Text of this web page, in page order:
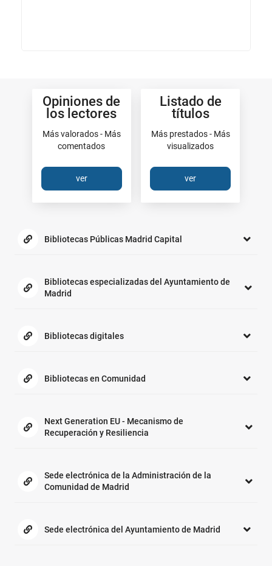
Opiniones de
los lectores
Más valorados - Más
comentados
ver
Listado de
títulos
Más prestados - Más
visualizados
ver
interés:Bibliotecas Públicas Madrid Capital
Bibliotecas especializadas del Ayuntamiento de
Madrid
Bibliotecas digitales
Bibliotecas en Comunidad
Next Generation EU - Mecanismo de
Recuperación y Resiliencia
Sede electrónica de la Administración de la
Comunidad de Madrid
Sede electrónica del Ayuntamiento de Madrid